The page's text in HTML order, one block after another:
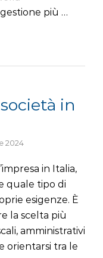
più …
in
2024
in Italia,
quale tipo di
esigenze. È
la scelta più
amministrativi
orientarsi tra le